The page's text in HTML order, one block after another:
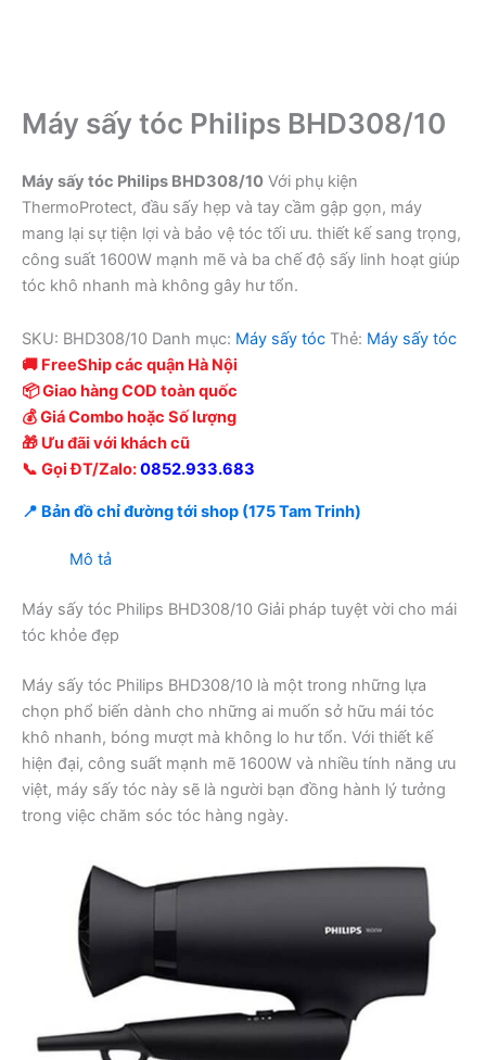
Máy sấy tóc Philips BHD308/10
Máy sấy tóc Philips BHD308/10 Với phụ kiện
ThermoProtect, đầu sấy hẹp và tay cầm gập gọn, máy
mang lại sự tiện lợi và bảo vệ tóc tối ưu. thiết kế sang trọng,
công suất 1600W mạnh mẽ và ba chế độ sấy linh hoạt giúp
tóc khô nhanh mà không gây hư tổn.
SKU: BHD308/10 Danh mục: Máy sấy tóc Thẻ: Máy sấy tóc
🚚 FreeShip các quận Hà Nội
📦 Giao hàng COD toàn quốc
💰 Giá Combo hoặc Số lượng
🎁 Ưu đãi với khách cũ
📞 Gọi ĐT/Zalo:0852.933.683
📍 Bản đồ chỉ đường tới shop (175 Tam Trinh)
Mô tả
Máy sấy tóc Philips BHD308/10 Giải pháp tuyệt vời cho mái
tóc khỏe đẹp
Máy sấy tóc Philips BHD308/10 là một trong những lựa
chọn phổ biến dành cho những ai muốn sở hữu mái tóc
khô nhanh, bóng mượt mà không lo hư tổn. Với thiết kế
hiện đại, công suất mạnh mẽ 1600W và nhiều tính năng ưu
việt, máy sấy tóc này sẽ là người bạn đồng hành lý tưởng
trong việc chăm sóc tóc hàng ngày.